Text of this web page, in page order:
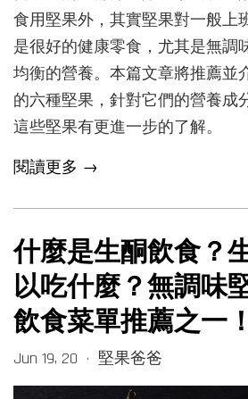
食用堅果外，其實堅果對一般上
是很好的健康零食，尤其是無調
均衡的營養。本篇文章將推薦並
的六種堅果，針對它們的營養成
這些堅果有更進一步的了解。
閱讀更多 →
什麼是生酮飲食？
以吃什麼？無調味
飲食菜單推薦之一！
Jun 19, 20 • 堅果爸爸